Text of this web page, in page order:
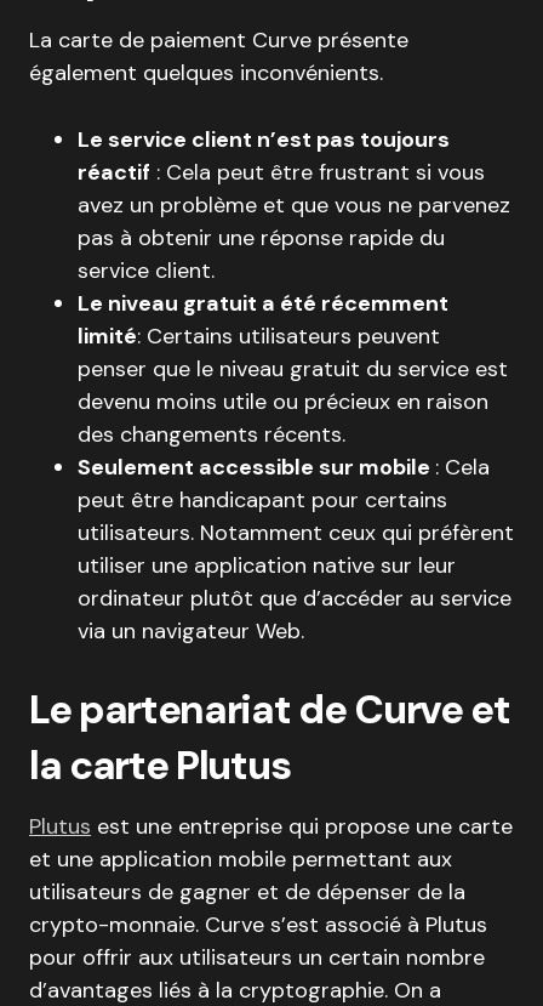
La carte de paiement Curve présente
également quelques inconvénients.
Le service client n’est pas toujours
réactif : Cela peut être frustrant si vous
avez un problème et que vous ne parvenez
pas à obtenir une réponse rapide du
service client.
Le niveau gratuit a été récemment
limité: Certains utilisateurs peuvent
penser que le niveau gratuit du service est
devenu moins utile ou précieux en raison
des changements récents.
Seulement accessible sur mobile : Cela
peut être handicapant pour certains
utilisateurs. Notamment ceux qui préfèrent
utiliser une application native sur leur
ordinateur plutôt que d’accéder au service
via un navigateur Web.
Le partenariat de Curve et
la carte Plutus
Plutus est une entreprise qui propose une carte
et une application mobile permettant aux
utilisateurs de gagner et de dépenser de la
crypto-monnaie. Curve s’est associé à Plutus
pour offrir aux utilisateurs un certain nombre
d’avantages liés à la cryptographie. On a